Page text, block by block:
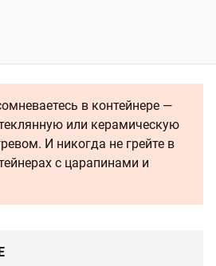
в контейнере —
или керамическую
И никогда не грейте в
с царапинами и